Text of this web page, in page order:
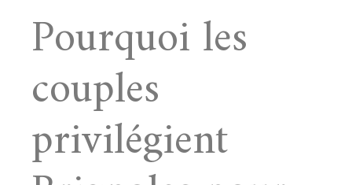
Pourquoi les
couples
privilégient